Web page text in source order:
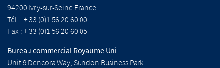
94200 Ivry-sur-Seine France
Tél. : + 33 (0)1 56 20 60 00
Fax : + 33 (0)1 56 20 60 05
Bureau commercial Royaume Uni
Unit 9 Dencora Way, Sundon Business Park